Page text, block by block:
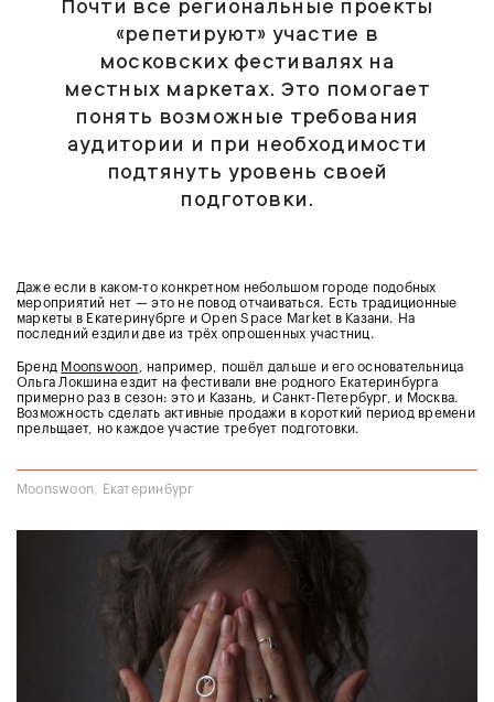
Почти все региональные проекты
«репетируют» участие в
московских фестивалях на
местных маркетах. Это помогает
понять возможные требования
аудитории и при необходимости
подтянуть уровень своей
подготовки.
Даже если в каком-то конкретном небольшом городе подобных
мероприятий нет — это не повод отчаиваться. Есть традиционные
маркеты в Екатеринубрге и Open Space Market в Казани. На
последний ездили две из трёх опрошенных участниц.
Бренд Moonswoon , например, пошёл дальше и его основательница
Ольга Локшина ездит на фестивали вне родного Екатеринбурга
примерно раз в сезон: это и Казань, и Санкт-Петербург, и Москва.
Возможность сделать активные продажи в короткий период времени
прельщает, но каждое участие требует подготовки.
Moonswoon, Екатеринбург